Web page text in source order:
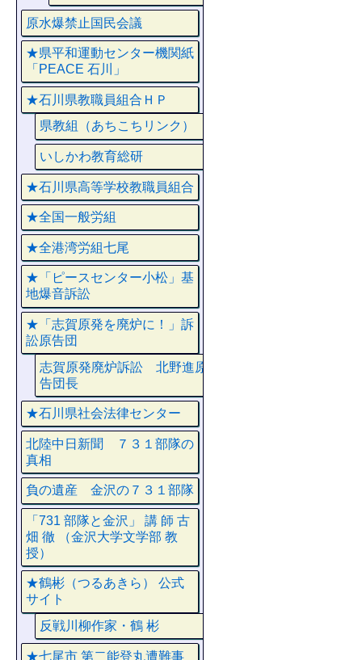
原水爆禁止国民会議
★県平和運動センター機関紙
「PEACE 石川」
★石川県教職員組合ＨＰ
県教組（あちこちリンク）
いしかわ教育総研
★石川県高等学校教職員組合
★全国一般労組
★全港湾労組七尾
★「ピースセンター小松」基
地爆音訴訟
★「志賀原発を廃炉に！」訴
訟原告団
志賀原発廃炉訴訟 北野進原
告団長
★石川県社会法律センター
北陸中日新聞 ７３１部隊の
真相
負の遺産 金沢の７３１部隊
「731 部隊と金沢」 講 師 古
畑 徹 （金沢大学文学部 教
授）
★鶴彬（つるあきら） 公式
サイト
反戦川柳作家・鶴 彬
★七尾市 第二能登丸遭難事